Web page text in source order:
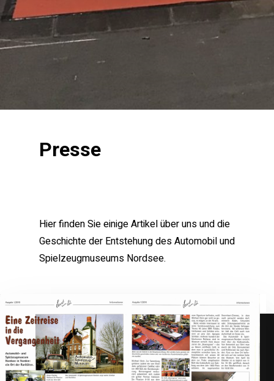
Vergangenheit
Zum Oldtimertreff
Motorshow
Presse
Hier finden Sie einige Artikel über uns und die
Geschichte der Entstehung des Automobil und
Spielzeugmuseums Nordsee.
Kontakt